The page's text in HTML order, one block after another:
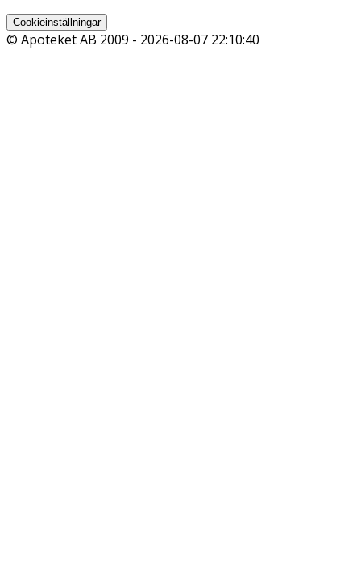
Cookieinställningar
© Apoteket AB 2009 - 2026-08-07 22:10:40